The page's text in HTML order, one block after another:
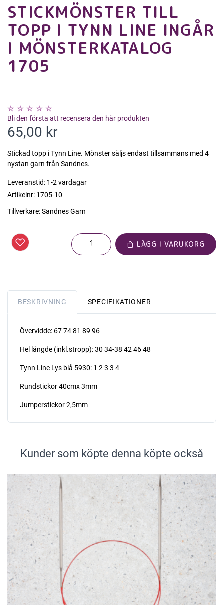
STICKMÖNSTER TILL
TOPP I TYNN LINE INGÅR
I MÖNSTERKATALOG
1705
Bli den första att recensera den här produkten
65,00 kr
Stickad topp i Tynn Line. Mönster säljs endast tillsammans med 4
nystan garn från Sandnes.
Leveranstid: 1-2 vardagar
Artikelnr: 1705-10
Tillverkare:Sandnes Garn
LÄGG I VARUKORG
BESKRIVNING SPECIFIKATIONER
Övervidde: 67 74 81 89 96
Hel längde (inkl.stropp): 30 34-38 42 46 48
Tynn Line Lys blå 5930: 1 2 3 3 4
Rundstickor 40cmx 3mm
Jumperstickor 2,5mm
Kunder som köpte denna köpte också